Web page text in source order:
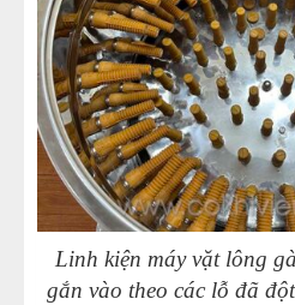
Linh kiện máy vặt lông gà
gắn vào theo các lỗ đã